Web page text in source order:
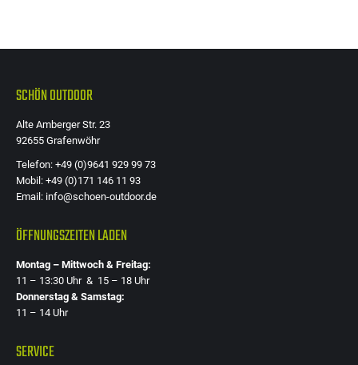
SCHÖN OUTDOOR
Alte Amberger Str. 23
92655 Grafenwöhr
Telefon: +49 (0)9641 929 99 73
Mobil: +49 (0)171 146 11 93
Email: info@schoen-outdoor.de
ÖFFNUNGSZEITEN LADEN
Montag – Mittwoch & Freitag:
11 – 13:30 Uhr & 15 – 18 Uhr
Donnerstag & Samstag:
11 – 14 Uhr
SERVICE